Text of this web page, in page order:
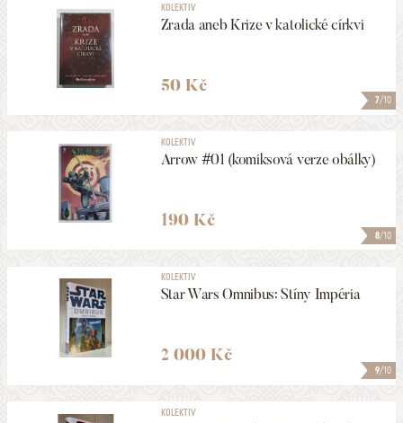
7/10
KOLEKTIV
Zrada aneb Krize v katolické církvi
50 Kč
8/10
KOLEKTIV
Arrow #01 (komiksová verze obálky)
190 Kč
9/10
KOLEKTIV
Star Wars Omnibus: Stíny Impéria
2 000 Kč
KOLEKTIV